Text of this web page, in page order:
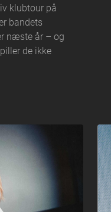
klubtour på
bandets
næste år – og
de ikke